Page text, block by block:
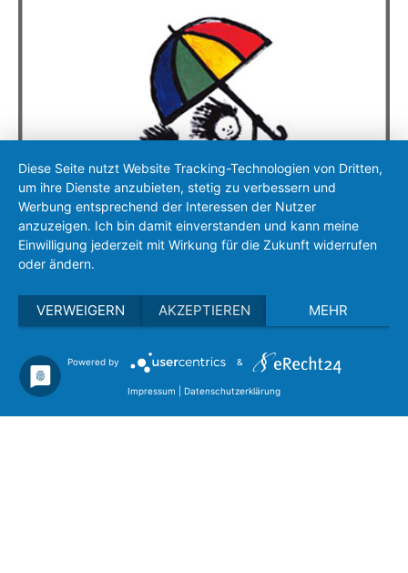
© 2026 Juwelier Rauscher-Hillje | Optimiert durch die
Diese Seite nutzt Website Tracking-Technologien von Dritten,
um ihre Dienste anzubieten, stetig zu verbessern und
Werbung entsprechend der Interessen der Nutzer
anzuzeigen. Ich bin damit einverstanden und kann meine
Einwilligung jederzeit mit Wirkung für die Zukunft widerrufen
oder ändern.
VERWEIGERN AKZEPTIEREN MEHR
Powered by &
Impressum Datenschutzerklärung